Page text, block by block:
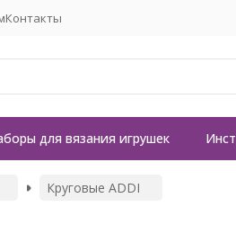
Контакты
для вязания игрушек
Круговые ADDI